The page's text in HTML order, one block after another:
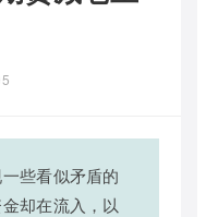
些看似矛盾的
却在流入，以